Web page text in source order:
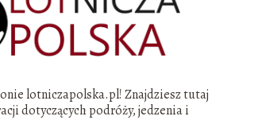
lotniczapolska.pl! Znajdziesz tutaj
dotyczących podróży, jedzenia i